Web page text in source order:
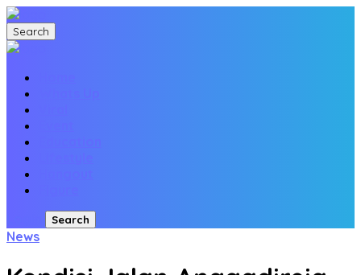
Search
Search
News